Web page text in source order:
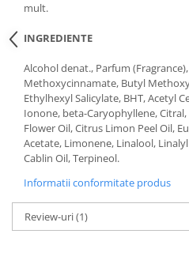
mult.
INGREDIENTE
Alcohol denat., Parfum
Methoxycinnamate, Butyl
Ethylhexyl Salicylate, BHT, Acetyl
Ionone, beta-Caryophyllene,
Flower Oil, Citrus Limon Peel Oil,
Acetate, Limonene, Linalool,
Cablin Oil, Terpineol.
Informatii conformitate produs
Review-uri(1)